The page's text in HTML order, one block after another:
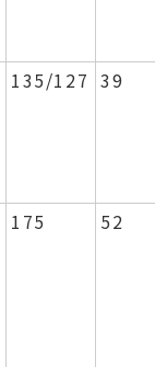
135/127 39
175 52